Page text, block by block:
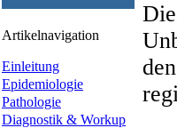
Artikelnavigation
Einleitung
Epidemiologie
Pathologie
Diagnostik & Workup